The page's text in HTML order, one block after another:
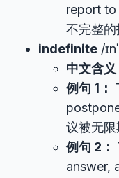
report to
不完整的
indefinite /
中文含义
例句 1：
议被无限
例句 2：
answer,